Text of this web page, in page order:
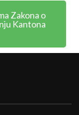
Zakona o
Kantona